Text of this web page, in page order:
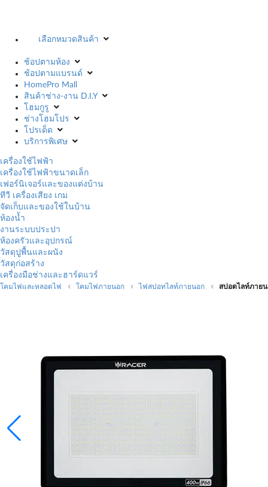
เลือกหมวดสินค้า
ช้อปตามห้อง
ช้อปตามแบรนด์
HomePro Mall
สินค้าช่าง-งาน D.I.Y
โฮมกูรู
ช่างโฮมโปร
โปรเด็ด
บริการพิเศษ
เครื่องใช้ไฟฟ้า
เครื่องใช้ไฟฟ้าขนาดเล็ก
เฟอร์นิเจอร์และของแต่งบ้าน
ทีวี เครื่องเสียง เกม
จัดเก็บและของใช้ในบ้าน
ห้องน้ำ
งานระบบประปา
ห้องครัวและอุปกรณ์
วัสดุปูพื้นและผนัง
วัสดุก่อสร้าง
เครื่องมือช่างและฮาร์ดแวร์
โคมไฟและหลอดไฟ โคมไฟภายนอก ไฟสปอทไลท์ภายนอก สปอตไลท์ภายน